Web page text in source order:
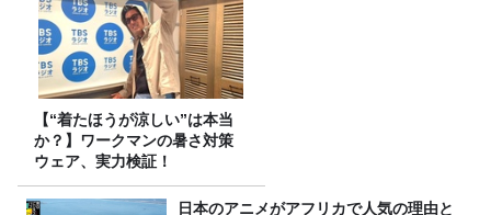
【“着たほうが涼しい”は本当
か？】ワークマンの暑さ対策
ウェア、実力検証！
日本のアニメがアフリカで人気の理由と